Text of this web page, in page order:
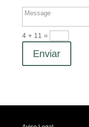
4 + 11 =
Enviar